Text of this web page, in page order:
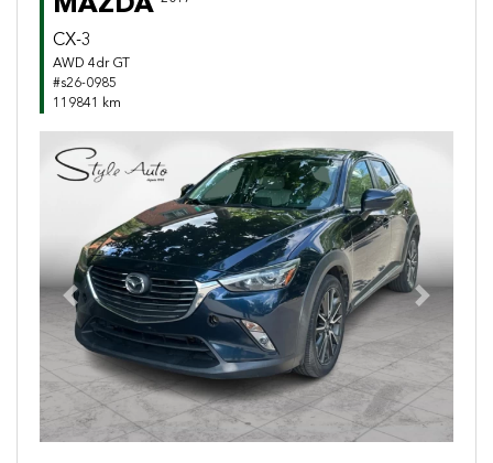
CX-3
AWD 4dr GT
#s26-0985
119841 km
Previous Next